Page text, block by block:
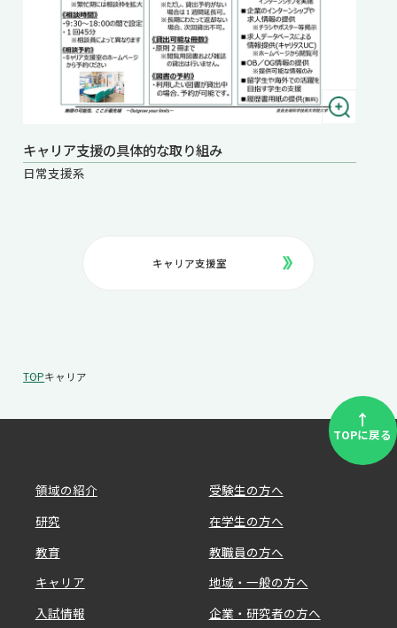
キャリア支援の具体的な取り組み
日常支援系
キャリア支援室
TOPキャリア
↑
TOPに戻る
領域の紹介
研究
教育
キャリア
入試情報
受験生の方へ
在学生の方へ
教職員の方へ
地域・一般の方へ
企業・研究者の方へ